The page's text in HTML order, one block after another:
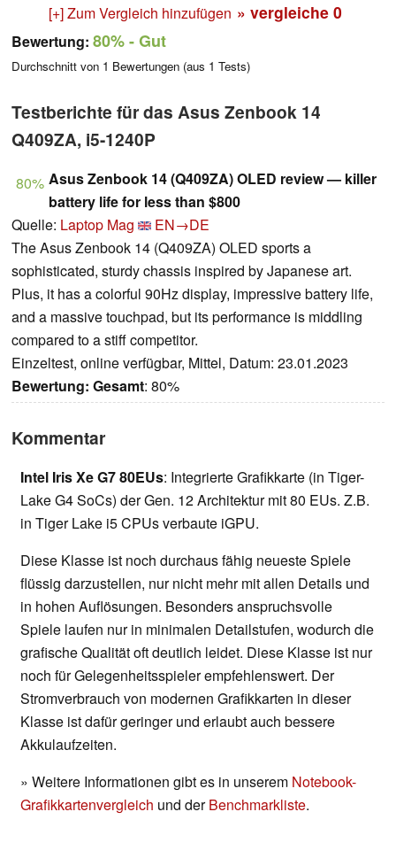
[+] Zum Vergleich hinzufügen » vergleiche 0
Bewertung: 80%- Gut
Durchschnitt von 1 Bewertungen (aus 1 Tests)
Testberichte für das Asus Zenbook 14
Q409ZA, i5-1240P
80% Asus Zenbook 14 (Q409ZA) OLED review — killer
battery life for less than $800
Quelle: Laptop Mag
EN→DE
The Asus Zenbook 14 (Q409ZA) OLED sports a
sophisticated, sturdy chassis inspired by Japanese art.
Plus, it has a colorful 90Hz display, impressive battery life,
and a massive touchpad, but its performance is middling
compared to a stiff competitor.
Einzeltest, online verfügbar, Mittel, Datum: 23.01.2023
Bewertung: Gesamt: 80%
Kommentar
Intel Iris Xe G7 80EUs: Integrierte Grafikkarte (in Tiger-
Lake G4 SoCs) der Gen. 12 Architektur mit 80 EUs. Z.B.
in Tiger Lake i5 CPUs verbaute iGPU.
Diese Klasse ist noch durchaus fähig neueste Spiele
flüssig darzustellen, nur nicht mehr mit allen Details und
in hohen Auflösungen. Besonders anspruchsvolle
Spiele laufen nur in minimalen Detailstufen, wodurch die
grafische Qualität oft deutlich leidet. Diese Klasse ist nur
noch für Gelegenheitsspieler empfehlenswert. Der
Stromverbrauch von modernen Grafikkarten in dieser
Klasse ist dafür geringer und erlaubt auch bessere
Akkulaufzeiten.
» Weitere Informationen gibt es in unserem Notebook-
Grafikkartenvergleich und derBenchmarkliste.